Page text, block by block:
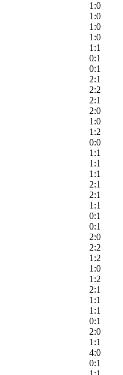
1:0
1:0
1:0
1:0
1:1
0:1
0:1
2:1
2:2
2:1
2:0
1:0
1:2
0:0
1:1
1:1
1:1
2:1
2:1
1:1
0:1
0:1
2:0
2:2
1:2
1:0
1:2
2:1
1:1
1:1
0:1
2:0
1:1
4:0
0:1